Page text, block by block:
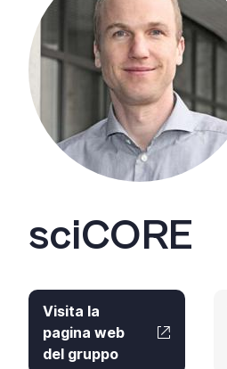
shortcut
activates
navigate
interact
content.
sciCORE
Visita la
pagina web
del gruppo